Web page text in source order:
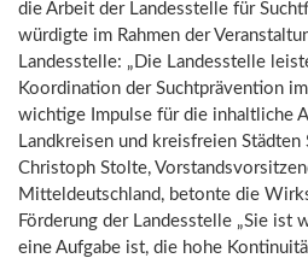
die Arbeit der Landesstelle für
würdigte im Rahmen der
Landesstelle: „Die Landesstelle
Koordination der Suchtprävention
wichtige Impulse für die inhaltliche
Landkreisen und kreisfreien Städten
Christoph Stolte,
Mitteldeutschland, betonte die
Förderung der Landesstelle „Sie ist
eine Aufgabe ist, die hohe